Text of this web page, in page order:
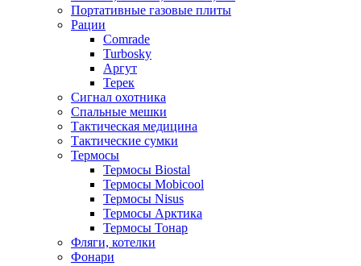
Портативные газовые плиты
Рации
Comrade
Turbosky
Аргут
Терек
Сигнал охотника
Спальные мешки
Тактическая медицина
Тактические сумки
Термосы
Термосы Biostal
Термосы Mobicool
Термосы Nisus
Термосы Арктика
Термосы Тонар
Фляги, котелки
Фонари